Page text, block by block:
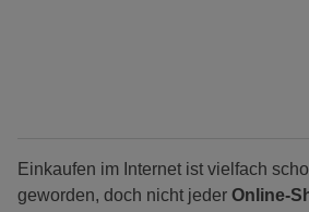
Einkaufen im Internet ist vielfach
geworden, doch nicht jeder Online-